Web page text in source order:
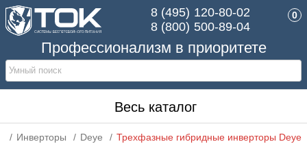
Профессионализм в приоритете
8 (495) 120-80-02
8 (800) 500-89-04
0
Весь каталог
Инверторы Deye Трехфазные гибридные инверторы Deye